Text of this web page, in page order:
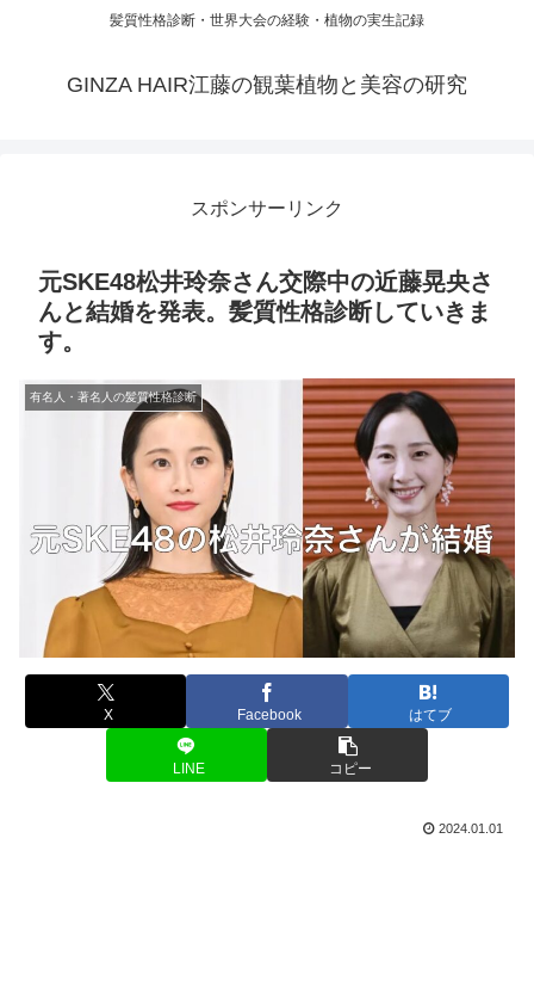
髪質性格診断・世界大会の経験・植物の実生記録
GINZA HAIR江藤の観葉植物と美容の研究
スポンサーリンク
元SKE48松井玲奈さん交際中の近藤晃央さ
んと結婚を発表。髪質性格診断していきま
す。
有名人・著名人の髪質性格診断
X Facebook はてブ
LINE コピー
2024.01.01